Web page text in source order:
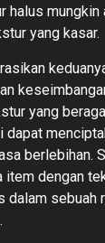
halus mungkin
yang kasar.
yang
dapat
berlebihan.
item dengan
sebuah